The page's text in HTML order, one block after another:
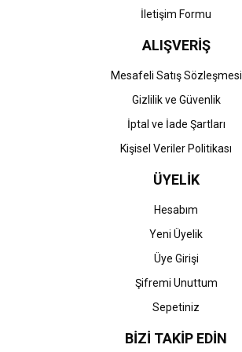
İletişim Formu
ALIŞVERİŞ
Mesafeli Satış Sözleşmesi
Gizlilik ve Güvenlik
İptal ve İade Şartları
Kişisel Veriler Politikası
ÜYELİK
Hesabım
Yeni Üyelik
Üye Girişi
Şifremi Unuttum
Sepetiniz
BİZİ TAKİP EDİN